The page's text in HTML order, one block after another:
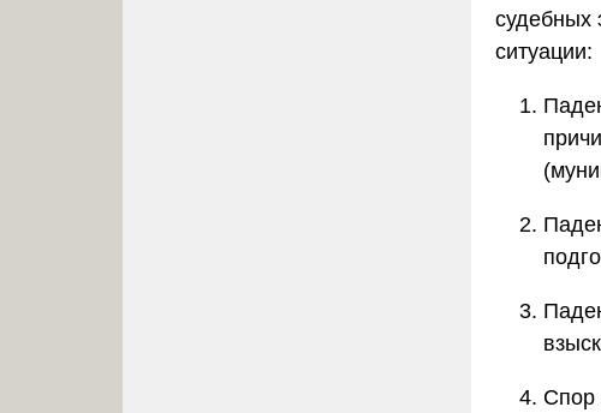
судебных
ситуации:
Спор